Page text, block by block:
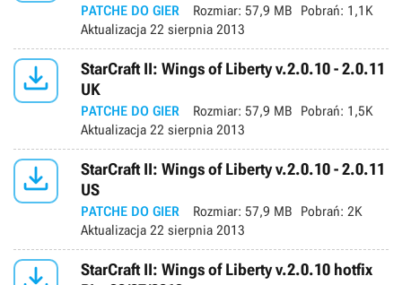
PATCHE DO GIER Rozmiar: 57,9 MB Pobrań: 1,1K
Aktualizacja 22 sierpnia 2013

StarCraft II: Wings of Liberty v.2.0.10 - 2.0.11
UK
PATCHE DO GIER Rozmiar: 57,9 MB Pobrań: 1,5K
Aktualizacja 22 sierpnia 2013

StarCraft II: Wings of Liberty v.2.0.10 - 2.0.11
US
PATCHE DO GIER Rozmiar: 57,9 MB Pobrań: 2K
Aktualizacja 22 sierpnia 2013
StarCraft II: Wings of Liberty v.2.0.10 hotfix